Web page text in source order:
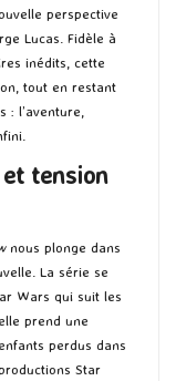
perspective
Lucas. Fidèle à
inédits, cette
tout en restant
: l’aventure,
tension
nous plonge dans
La série se
Wars qui suit les
prend une
perdus dans
Star